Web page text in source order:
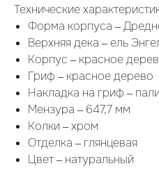
Технические
Форма корпуса –
Верхняя дека – ель
Корпус – красное
Гриф – красное дерево
Накладка на гриф –
Мензура – 647,7 мм
Колки – хром
Отделка – глянцевая
Цвет – натуральный